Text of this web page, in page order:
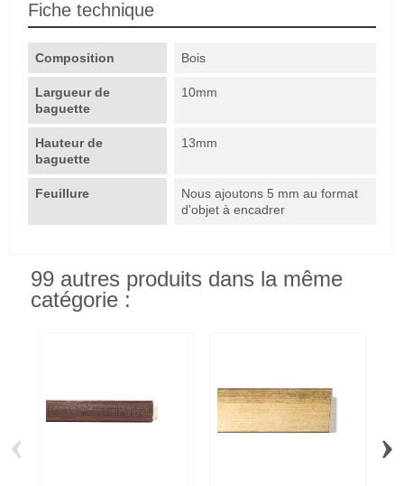
Fiche technique
Composition Bois
Largueur de
baguette
10mm
Hauteur de
baguette
13mm
Feuillure
Nous ajoutons 5 mm au format
d'objet à encadrer
99 autres produits dans la même
catégorie :
‹ ›